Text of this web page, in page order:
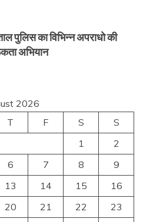
पुलिस का विभिन्न अपराधो की
अभियान
2026
T F S
S
1
2
6 7 8
9
13 14 15
16
20 21 22
23